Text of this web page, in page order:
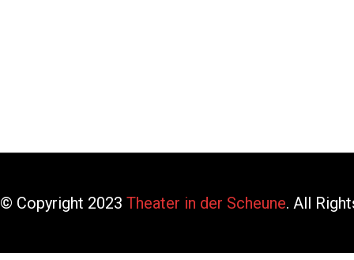
© Copyright 2023 Theater in der Scheune. All